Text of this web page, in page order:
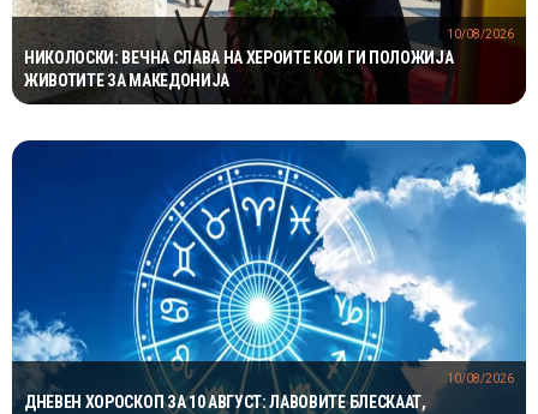
НИКОЛОСКИ: ВЕЧНА СЛАВА НА ХЕРОИТЕ КОИ ГИ ПОЛОЖИЈА
ЖИВОТИТЕ ЗА МАКЕДОНИЈА
10/08/2026
ДНЕВЕН ХОРОСКОП ЗА 10 АВГУСТ: ЛАВОВИТЕ БЛЕСКААТ,
10/08/2026